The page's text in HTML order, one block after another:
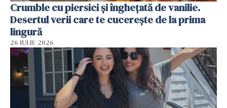
Crumble cu piersici și înghețată de vanilie.
Desertul verii care te cucerește de la prima
lingură
26 IULIE 2026